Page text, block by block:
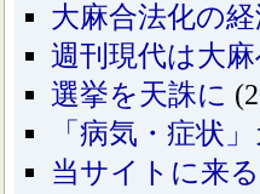
大麻合法化の
週刊現代は大
選挙を天誅に
「病気・症状
当サイトに来